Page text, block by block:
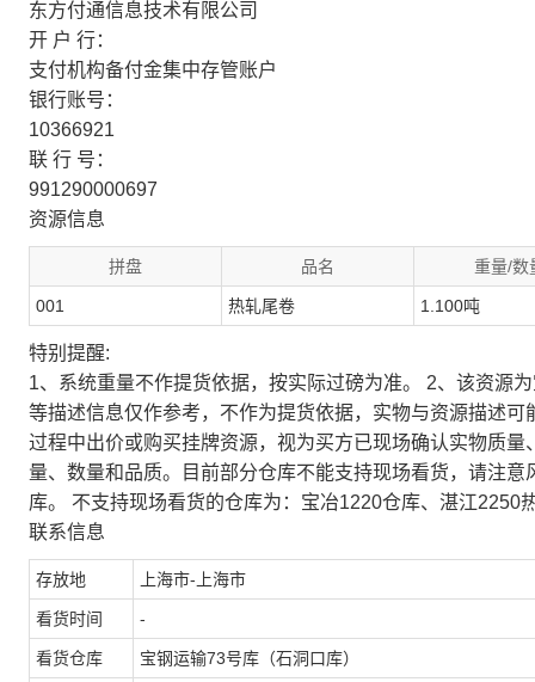
东方付通信息技术有限公司
开 户 行：
支付机构备付金集中存管账户
银行账号：
10366921
联 行 号：
991290000697
资源信息
拼盘 品名 重量/数
001 热轧尾卷 1.100吨
特别提醒:
1、系统重量不作提货依据，按实际过磅为准。 2、该资源
等描述信息仅作参考，不作为提货依据，实物与资源描述
过程中出价或购买挂牌资源，视为买方已现场确认实物质
量、数量和品质。目前部分仓库不能支持现场看货，请注
库。 不支持现场看货的仓库为：宝冶1220仓库、湛江2250
联系信息
存放地 上海市-上海市
看货时间 -
看货仓库 宝钢运输73号库（石洞口库）